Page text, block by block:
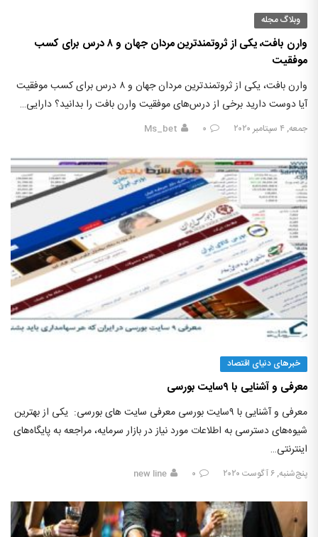
وبلاگ مجله
وارن بافت، یکی از ثروتمندترین مردان جهان و ۸ درس برای کسب
موفقیت
وارن بافت، یکی از ثروتمندترین مردان جهان و ۸ درس برای کسب موفقیت
آیا دوست دارید برخی از درس‌های موفقیت وارن بافت را بدانید؟ دارایی…
جمعه, ۴ سپتامبر ۲۰۲۰ ۰ Ms_bet
خبرهای دنیای اقتصاد
معرفی و آشنایی با ۹سایت بورسی
معرفی و آشنایی با ۹سایت بورسی معرفی سایت های بورسی: یکی از بهترین
شیوه‌های دسترسی به اطلاعات مورد نیاز در بازار سرمایه، مراجعه به پایگاه‌های
اینترنتی…
پنج‌شنبه, ۶ آگوست ۲۰۲۰ ۰ new line